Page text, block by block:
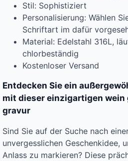
Stil: Sophistiziert
Personalisierung: Wählen
Schriftart im dafür
Material: Edelstahl 316L,
chlorbeständig
Kostenloser Versand
Entdecken Sie ein
mit dieser einzigartigen wein
gravur
Sind Sie auf der Suche nach
unvergesslichen Geschenkidee,
Anlass zu markieren? Diese